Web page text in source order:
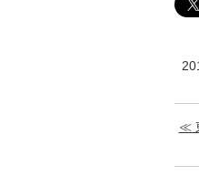
≪